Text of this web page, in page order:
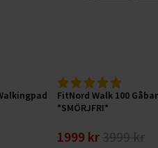
FitNord Walk 100
*SMÖRJFRI*
1999 kr3999 kr